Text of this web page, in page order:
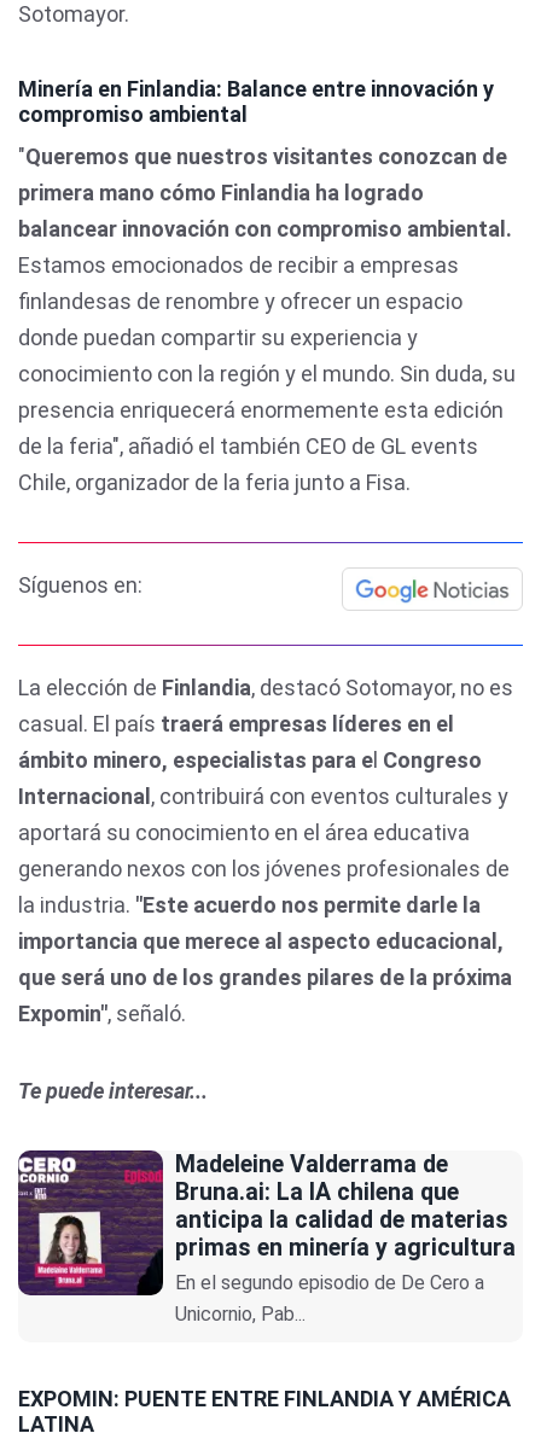
Sotomayor.
Minería en Finlandia: Balance entre innovación y
compromiso ambiental
"Queremos que nuestros visitantes conozcan de
primera mano cómo Finlandia ha logrado
balancear innovación con compromiso ambiental.
Estamos emocionados de recibir a empresas
finlandesas de renombre y ofrecer un espacio
donde puedan compartir su experiencia y
conocimiento con la región y el mundo. Sin duda, su
presencia enriquecerá enormemente esta edición
de la feria", añadió el también CEO de GL events
Chile, organizador de la feria junto a Fisa.
Síguenos en:
La elección de Finlandia, destacó Sotomayor, no es
casual. El país traerá empresas líderes en el
ámbito minero, especialistas para e Congreso
Internacional , contribuirá con eventos culturales y
aportará su conocimiento en el área educativa
generando nexos con los jóvenes profesionales de
la industria. "Este acuerdo nos permite darle la
importancia que merece al aspecto educacional,
que será uno de los grandes pilares de la próxima
Expomin", señaló.
Te puede interesar...
Madeleine Valderrama de
Bruna.ai: La IA chilena que
anticipa la calidad de materias
primas en minería y agricultura
En el segundo episodio de De Cero a
Unicornio, Pab...
EXPOMIN: PUENTE ENTRE FINLANDIA Y AMÉRICA
LATINA